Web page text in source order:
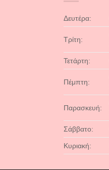
Δευτέρα:
Τρίτη:
Τετάρτη:
Πέμπτη:
Παρασκευή:
Σάββατο:
Κυριακή: